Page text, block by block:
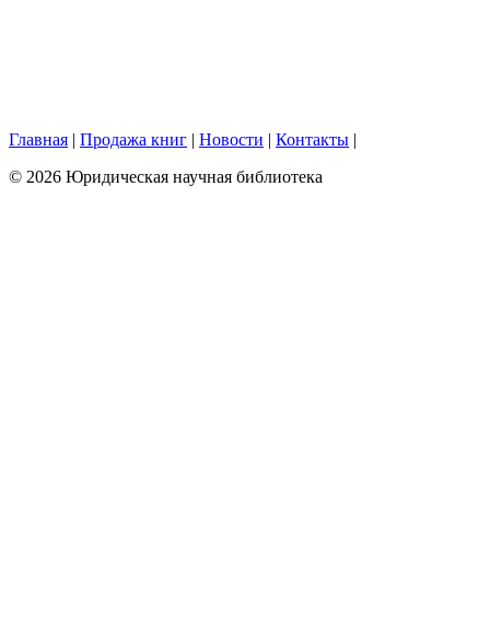
Главная | Продажа книг | Новости | Контакты |
© 2026 Юридическая научная библиотека